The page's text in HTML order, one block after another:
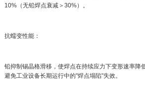
10%（无铅焊点衰减＞30%）。
抗蠕变性能：
铅抑制锡晶格滑移，使焊点在持续应力下变形速率降
避免工业设备长期运行中的"焊点塌陷"失效。